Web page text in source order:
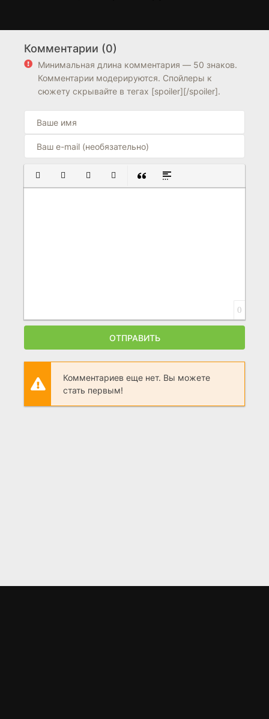
6.5 7.3
Комментарии (0)
Минимальная длина комментария — 50 знаков.
Комментарии модерируются. Спойлеры к
сюжету скрывайте в тегах [spoiler][/spoiler].
ПОЛУЖИРНЫЙ
КУРСИВПОДЧЕРКНУТЫЙ
ЗАЧЕРКНУТЫЙ
ВСТАВКА ЦИТАТЫ
ВСТАВКА СПОЙЛЕРА
0
ОТПРАВИТЬ
Комментариев еще нет. Вы можете
стать первым!